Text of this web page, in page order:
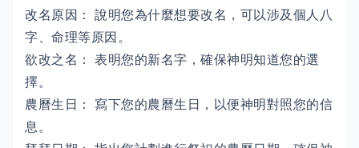
改名原因： 說明您為什麼想要改名，可以涉及個人八
字、命理等原因。
欲改之名： 表明您的新名字，確保神明知道您的選
擇。
農曆生日： 寫下您的農曆生日，以便神明對照您的信
息。